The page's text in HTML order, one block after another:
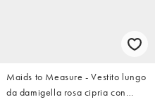
Maids to Measure - Vestito lungo
da damigella rosa cipria con